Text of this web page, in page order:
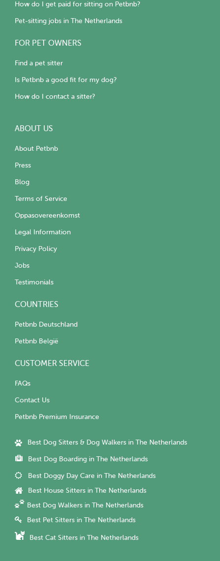
How do I get paid for sitting on Petbnb?
Pet-sitting jobs in The Netherlands
FOR PET OWNERS
Find a pet sitter
Is Petbnb a good fit for my dog?
How do I contact a sitter?
ABOUT US
About Petbnb
Press
Blog
Terms of Service
Oppasovereenkomst
Legal Information
Privacy Policy
Jobs
Testimonials
COUNTRIES
Petbnb Deutschland
Petbnb België
CUSTOMER SERVICE
FAQs
Contact Us
Petbnb Premium Insurance
Best Dog Sitters & Dog Walkers in The Netherlands
Best Dog Boarding in The Netherlands
Best Doggy Day Care in The Netherlands
Best House Sitters in The Netherlands
Best Dog Walkers in The Netherlands
Best Pet Sitters in The Netherlands
Best Cat Sitters in The Netherlands